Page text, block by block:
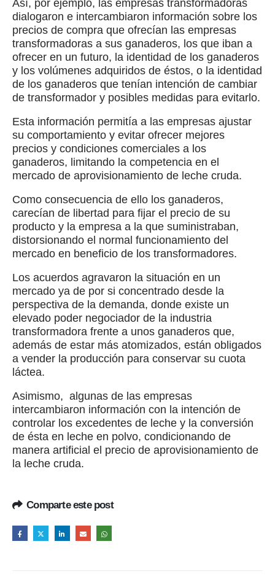
Así, por ejemplo, las empresas transformadoras
dialogaron e intercambiaron información sobre los
precios de compra que ofrecían las empresas
transformadoras a sus ganaderos, los que iban a
ofrecer en un futuro, la identidad de los ganaderos
y los volúmenes adquiridos de éstos, o la identidad
de los ganaderos que tenían intención de cambiar
de transformador y posibles medidas para evitarlo.
Esta información permitía a las empresas ajustar
su comportamiento y evitar ofrecer mejores
precios y condiciones comerciales a los
ganaderos, limitando la competencia en el
mercado de aprovisionamiento de leche cruda.
Como consecuencia de ello los ganaderos,
carecían de libertad para fijar el precio de su
producto y la empresa a la que suministraban,
distorsionando el normal funcionamiento del
mercado en beneficio de los transformadores.
Los acuerdos agravaron la situación en un
mercado ya de por si concentrado desde la
perspectiva de la demanda, donde existe un
elevado poder negociador de la industria
transformadora frente a unos ganaderos que,
además de estar más atomizados, están obligados
a vender la producción para conservar su cuota
láctea.
Asimismo, algunas de las empresas
intercambiaron información con la intención de
controlar los excedentes de leche y la conversión
de ésta en leche en polvo, condicionando de
manera artificial el precio de aprovisionamiento de
la leche cruda.
Comparte este post